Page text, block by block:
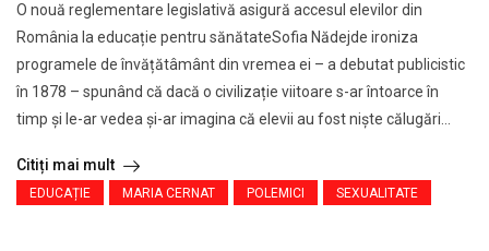
O nouă reglementare legislativă asigură accesul elevilor din
România la educație pentru sănătateSofia Nădejde ironiza
programele de învățătâmânt din vremea ei – a debutat publicistic
în 1878 – spunând că dacă o civilizație viitoare s-ar întoarce în
timp și le-ar vedea și-ar imagina că elevii au fost niște călugări...
Citiți mai mult
EDUCAȚIE MARIA CERNAT POLEMICI SEXUALITATE